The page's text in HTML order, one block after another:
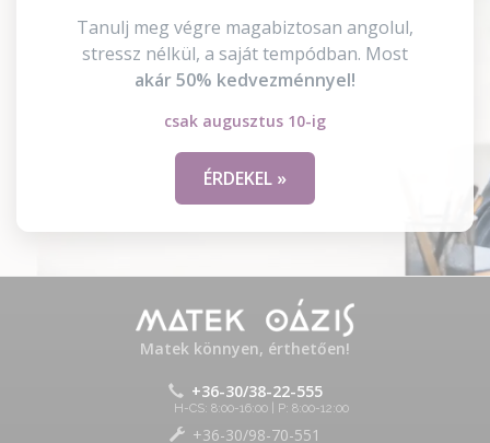
Tanulj meg végre magabiztosan angolul,
stressz nélkül, a saját tempódban. Most
akár 50% kedvezménnyel!
csak augusztus 10-ig
ÉRDEKEL »
Matek könnyen, érthetően!
+36-30/38-22-555
H-CS: 8:00-16:00 | P: 8:00-12:00
+36-30/98-70-551